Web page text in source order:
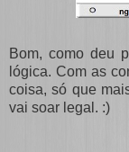
Bom, como deu
lógica. Com as
coisa, só que
vai soar legal. :)